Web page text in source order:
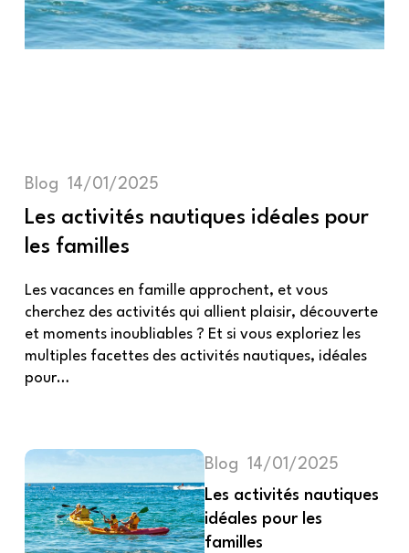
Blog 14/01/2025
Les activités nautiques idéales pour
les familles
Les vacances en famille approchent, et vous
cherchez des activités qui allient plaisir, découverte
et moments inoubliables ? Et si vous exploriez les
multiples facettes des activités nautiques, idéales
pour…
Blog
14/01/2025
Les activités nautiques
idéales pour les
familles